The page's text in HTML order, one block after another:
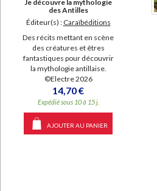
Je découvre la mythologie
des Antilles
Éditeur(s) : Caraïbéditions
Des récits mettant en scène
des créatures et êtres
fantastiques pour découvrir
la mythologie antillaise.
©Electre 2026
14,70 €
Expédié sous 10 à 15 j.
AJOUTER AU PANIER